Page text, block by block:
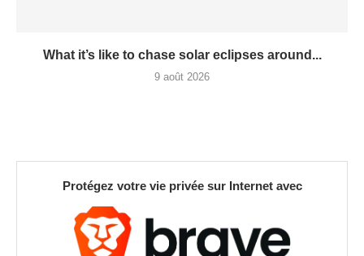
What it’s like to chase solar eclipses around...
9 août 2026
Protégez votre vie privée sur Internet avec